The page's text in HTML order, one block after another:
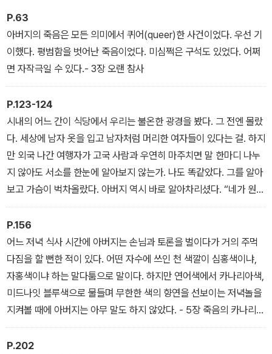
P.63
아버지의 죽음은 모든 의미에서 퀴어(queer)한 사건이었다. 우선 기
이했다. 평범함을 벗어난 죽음이었다. 미심쩍은 구석도 있었다. 어쩌
면 자작극일 수 있다.- 3장 오랜 참사
P.123-124
시내의 어느 간이 식당에서 우리는 불온한 광경을 봤다. 그 전엔 몰랐
다. 세상에 남자 옷을 입고 남자처럼 머리한 여자들이 있다는 걸. 하지
만 외국 나간 여행자가 고국 사람과 우연히 마주치면 말 한마디 나누
지 않아도 서소를 한눈에 알아보지 않는가. 나도 똑같았다. 그를 알아
보고 가슴이 벅차올랐다. 아버지 역시 바로 알아차리셨다. “네가 원하
는 모습이 저런 거냐?”- 4장 꽃핀 소녀들의 그늘에서
P.156
어느 저녁 식사 시간에 아버지는 손님과 토론을 벌이다가 거의 주먹
다짐을 할 뻔한 적이 있다. 어떤 자수에 쓰인 천 색깔이 심홍색이냐,
자홍색이냐 하는 말다툼으로 말이다. 하지만 연어색에서 카나리아색,
미드나잇 블루색으로 물들며 무한한 색의 향연을 선보이는 저녁놀을
지켜볼 때에 아버지는 아무 말도 하지 않았다. - 5장 죽음의 카나리아
색 마차
P.202